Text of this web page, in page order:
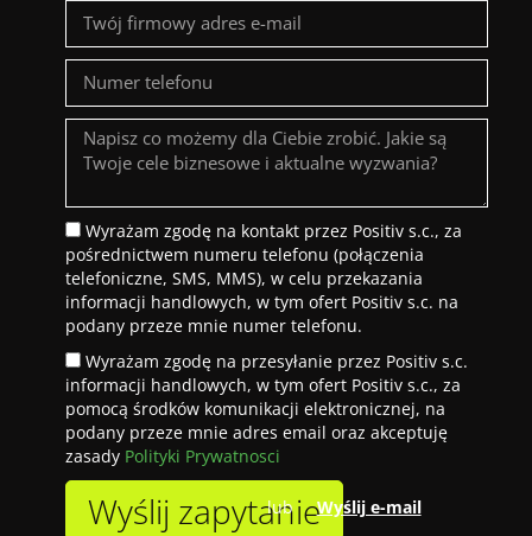
lub Wyślij e-mail
Wyrażam zgodę na kontakt przez Positiv s.c., za
pośrednictwem numeru telefonu (połączenia
telefoniczne, SMS, MMS), w celu przekazania
informacji handlowych, w tym ofert Positiv s.c. na
podany przeze mnie numer telefonu.
Wyrażam zgodę na przesyłanie przez Positiv s.c.
informacji handlowych, w tym ofert Positiv s.c., za
pomocą środków komunikacji elektronicznej, na
podany przeze mnie adres email oraz akceptuję
zasady Polityki Prywatnosci
Wyślij zapytanie